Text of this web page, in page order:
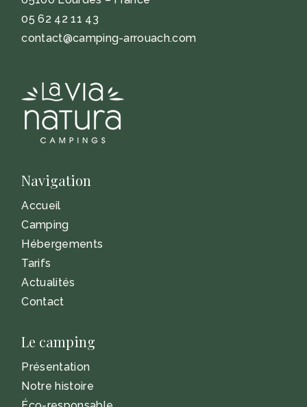
05 62 42 11 43
contact@camping-arrouach.com
Navigation
Accueil
Camping
Hébergements
Tarifs
Actualités
Contact
Le camping
Présentation
Notre histoire